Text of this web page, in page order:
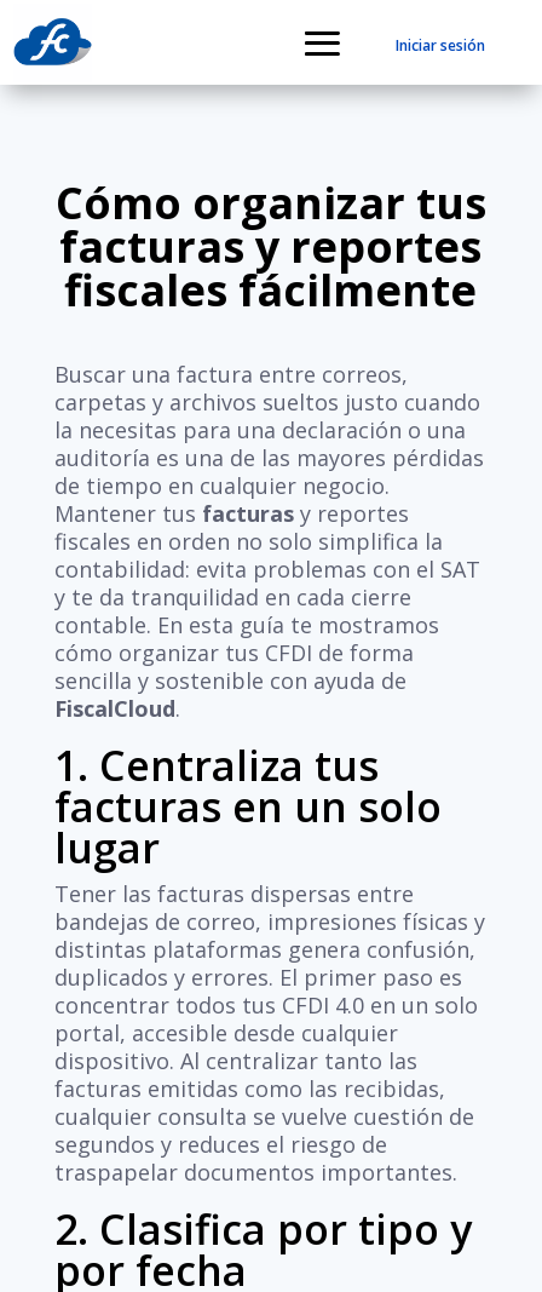
Iniciar sesión
Cómo organizar tus
facturas y reportes
fiscales fácilmente
Buscar una factura entre correos,
carpetas y archivos sueltos justo cuando
la necesitas para una declaración o una
auditoría es una de las mayores pérdidas
de tiempo en cualquier negocio.
Mantener tus facturasy reportes
fiscales en orden no solo simplifica la
contabilidad: evita problemas con el SAT
y te da tranquilidad en cada cierre
contable. En esta guía te mostramos
cómo organizar tus CFDI de forma
sencilla y sostenible con ayuda de
FiscalCloud.
1. Centraliza tus
facturas en un solo
lugar
Tener las facturas dispersas entre
bandejas de correo, impresiones físicas y
distintas plataformas genera confusión,
duplicados y errores. El primer paso es
concentrar todos tus CFDI 4.0 en un solo
portal, accesible desde cualquier
dispositivo. Al centralizar tanto las
facturas emitidas como las recibidas,
cualquier consulta se vuelve cuestión de
segundos y reduces el riesgo de
traspapelar documentos importantes.
2. Clasifica por tipo y
por fecha